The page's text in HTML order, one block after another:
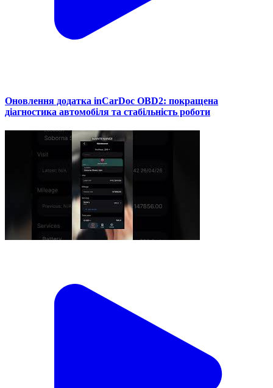
Оновлення додатка inCarDoc OBD2: покращена
діагностика автомобіля та стабільність роботи